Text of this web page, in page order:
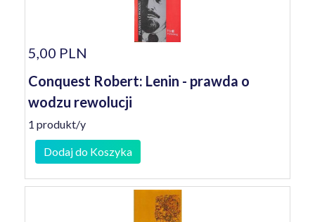
5,00 PLN
Conquest Robert: Lenin - prawda o
wodzu rewolucji
1 produkt/y
Dodaj do Koszyka